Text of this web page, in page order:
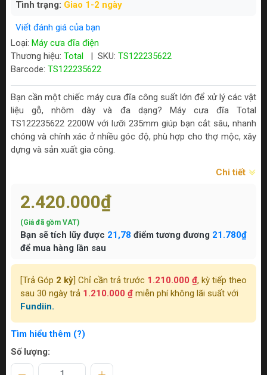
Tình trạng: Giao 1-2 ngày
Viết đánh giá của bạn
Loại: Máy cưa đĩa điện
Thương hiệu: Total SKU: TS122235622
Barcode: TS122235622
Bạn cần một chiếc máy cưa đĩa công suất lớn để xử lý các vật
liệu gỗ, nhôm dày và đa dạng? Máy cưa đĩa Total
TS122235622 2200W với lưỡi 235mm giúp bạn cắt sâu, nhanh
chóng và chính xác ở nhiều góc độ, phù hợp cho thợ mộc, xây
dựng và sản xuất gia công.
Chi tiết
2.420.000₫
(Giá đã gồm VAT)
Bạn sẽ tích lũy được 21,78 điểm tương đương 21.780₫
để mua hàng lần sau
[Trả Góp 2 kỳ ] Chỉ cần trả trước 1.210.000 ₫, kỳ tiếp theo
sau 30 ngày trả 1.210.000 ₫ miễn phí không lãi suất với
Fundiin.
Tìm hiểu thêm (?)
Số lượng: